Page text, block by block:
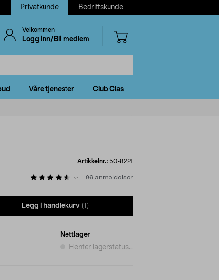
Privatkunde Bedriftskunde
Velkommen
Logg inn/Bli medlem
Våre tjenester Club Clas
Artikkelnr.: 50-8221
96 anmeldelser
Legg i handlekurv (1)
Nettlager
Henter lagerstatus...